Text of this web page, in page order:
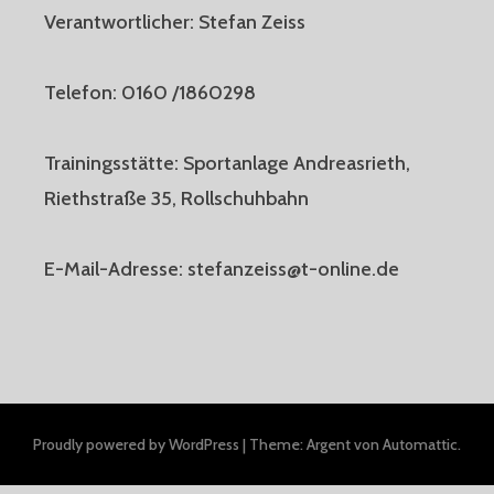
Verantwortlicher: Stefan Zeiss
Telefon: 0160 /1860298
Trainingsstätte: Sportanlage Andreasrieth,
Riethstraße 35, Rollschuhbahn
E-Mail-Adresse: stefanzeiss@t-online.de
Proudly powered by WordPress | Theme: Argent von Automattic.